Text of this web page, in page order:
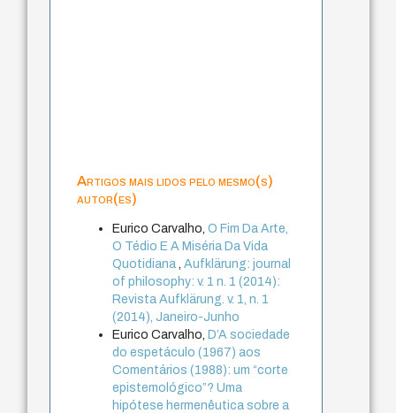
Artigos mais lidos pelo mesmo(s)
autor(es)
Eurico Carvalho,O Fim Da Arte,
O Tédio E A Miséria Da Vida
Quotidiana ,Aufklärung: journal
of philosophy: v. 1 n. 1 (2014):
Revista Aufklärung. v. 1, n. 1
(2014), Janeiro-Junho
Eurico Carvalho, D’A sociedade
do espetáculo (1967) aos
Comentários (1988): um “corte
epistemológico”? Uma
hipótese hermenêutica sobre a